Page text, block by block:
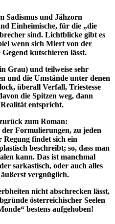
Sadismus und Jähzorn
Einheimische, für die „die
sind. Lichtblicke gibt es
wenn sich Miert von der
kutschieren lässt.
Grau) und teilweise sehr
und die Umstände unter denen
überall Verfall, Triestesse
die Spitzen weg, dann
entspricht.
zum Roman:
Formulierungen, zu jeden
Regung findet sich ein
beschreibt; so, dass man
kann. Das ist manchmal
sarkastisch, oder auch alles
vergnüglich.
nicht abschrecken lässt,
österreichischer Seelen
bestens aufgehoben!